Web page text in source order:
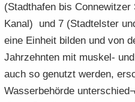
(Stadt­ha­fen bis
Kanal) und 7 (Stadt­els­ter
eine Ein­heit bil­den und von
Jahr­zehn­ten mit muskel-​
auch so ge­nutzt wer­den,
Was­ser­be­hör­de